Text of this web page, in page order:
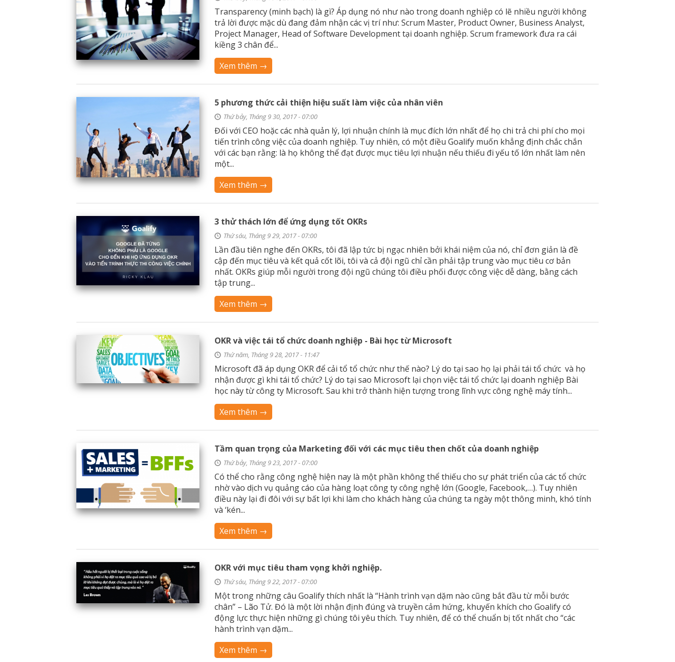
Transparency (minh bạch) là gì? Áp dụng nó như nào trong doanh nghiệp có lẽ nhiều người không
trả lời được mặc dù đang đảm nhận các vị trí như: Scrum Master, Product Owner, Business Analyst,
Project Manager, Head of Software Development tại doanh nghiệp. Scrum framework đưa ra cái
kiềng 3 chân để...
Xem thêm →
5 phương thức cải thiện hiệu suất làm việc của nhân viên
Thứ bảy, Tháng 9 30, 2017 - 07:00
Đối với CEO hoặc các nhà quản lý, lợi nhuận chính là mục đích lớn nhất để họ chi trả chi phí cho mọi
tiến trình công việc của doanh nghiệp. Tuy nhiên, có một điều Goalify muốn khẳng định chắc chắn
với các bạn rằng: là họ không thể đạt được mục tiêu lợi nhuận nếu thiếu đi yếu tố lớn nhất làm nên
một...
Xem thêm →
3 thử thách lớn để ứng dụng tốt OKRs
Thứ sáu, Tháng 9 29, 2017 - 07:00
Lần đầu tiên nghe đến OKRs, tôi đã lập tức bị ngạc nhiên bởi khái niệm của nó, chỉ đơn giản là đề
cập đến mục tiêu và kết quả cốt lõi, tôi và cả đội ngũ chỉ cần phải tập trung vào mục tiêu cơ bản
nhất. OKRs giúp mỗi người trong đội ngũ chúng tôi điều phối được công việc dễ dàng, bằng cách
tập trung...
Xem thêm →
OKR và việc tái tổ chức doanh nghiệp - Bài học từ Microsoft
Thứ năm, Tháng 9 28, 2017 - 11:47
Microsoft đã áp dụng OKR để cải tổ tổ chức như thế nào? Lý do tại sao họ lại phải tái tổ chức và họ
nhận được gì khi tái tổ chức? Lý do tại sao Microsoft lại chọn việc tái tổ chức lại doanh nghiệp Bài
học này từ công ty Microsoft. Sau khi trở thành hiện tượng trong lĩnh vực công nghệ máy tính...
Xem thêm →
Tầm quan trọng của Marketing đối với các mục tiêu then chốt của doanh nghiệp
Thứ bảy, Tháng 9 23, 2017 - 07:00
Có thể cho rằng công nghệ hiện nay là một phần không thể thiếu cho sự phát triển của các tổ chức
nhờ vào dịch vụ quảng cáo của hàng loạt công ty công nghệ lớn (Google, Facebook,…). Tuy nhiên
điều này lại đi đôi với sự bất lợi khi làm cho khách hàng của chúng ta ngày một thông minh, khó tính
và ‘kén...
Xem thêm →
OKR với mục tiêu tham vọng khởi nghiệp.
Thứ sáu, Tháng 9 22, 2017 - 07:00
Một trong những câu Goalify thích nhất là “Hành trình vạn dặm nào cũng bắt đầu từ mỗi bước
chân” – Lão Tử. Đó là một lời nhận định đúng và truyền cảm hứng, khuyến khích cho Goalify có
động lực thực hiện những gì chúng tôi yêu thích. Tuy nhiên, để có thể chuẩn bị tốt nhất cho “các
hành trình vạn dặm...
Xem thêm →